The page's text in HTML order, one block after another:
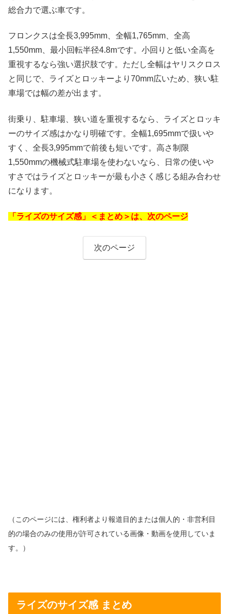
総合力で選ぶ車です。
フロンクスは全長3,995mm、全幅1,765mm、全高
1,550mm、最小回転半径4.8mです。小回りと低い全高を
重視するなら強い選択肢です。ただし全幅はヤリスクロス
と同じで、ライズとロッキーより70mm広いため、狭い駐
車場では幅の差が出ます。
街乗り、駐車場、狭い道を重視するなら、ライズとロッキ
ーのサイズ感はかなり明確です。全幅1,695mmで扱いや
すく、全長3,995mmで前後も短いです。高さ制限
1,550mmの機械式駐車場を使わないなら、日常の使いや
すさではライズとロッキーが最も小さく感じる組み合わせ
になります。
「ライズのサイズ感」＜まとめ＞は、次のページ
次のページ
（このページには、権利者より報道目的または個人的・非営利目
的の場合のみの使用が許可されている画像・動画を使用していま
す。）
ライズのサイズ感 まとめ